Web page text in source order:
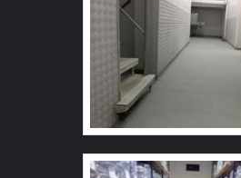
necessidade. A Master Tapetes
sido apontada de forma
idoneidade em tudo que faz,
entrega com excelência para
qualidade e assertividade,
que mostram o
clientes.É importante lembrar que
ser adquirido com
segmento. Esse tipo de
qualidade e durabilidade dos
não cumprem com suas funções